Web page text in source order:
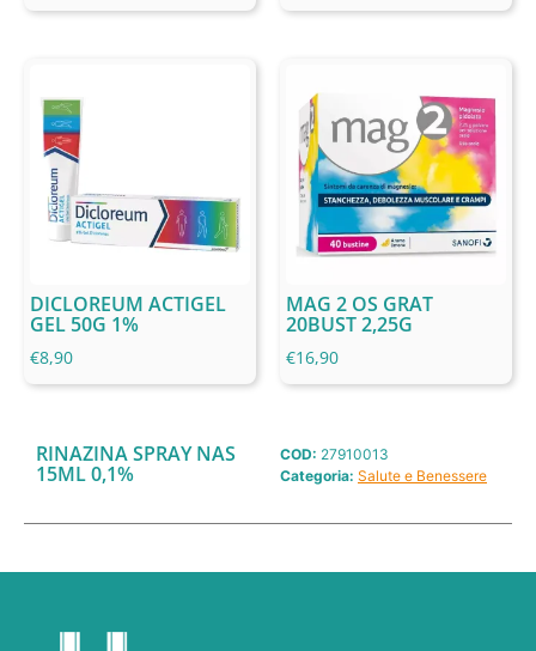
DICLOREUM ACTIGEL
GEL 50G 1%
€8,90
MAG 2 OS GRAT
20BUST 2,25G
€16,90
RINAZINA SPRAY NAS
15ML 0,1%
COD: 27910013
Categoria: Salute e Benessere